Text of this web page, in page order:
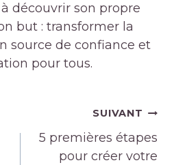
découvrir son propre
but : transformer la
source de confiance et
pour tous.
SUIVANT
5 premières étapes
pour créer votre